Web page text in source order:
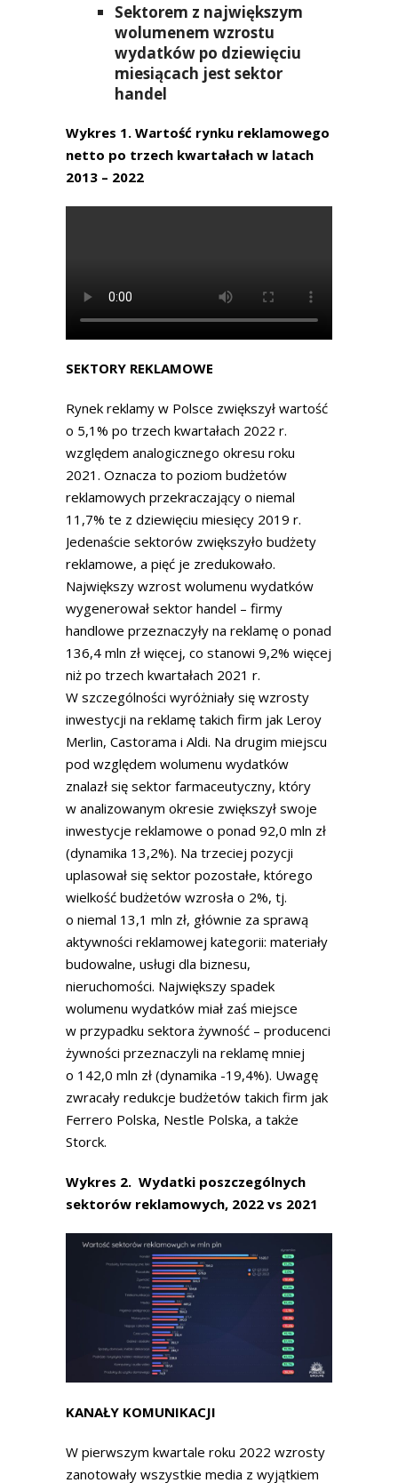
Sektorem z największym
wolumenem wzrostu
wydatków po dziewięciu
miesiącach jest sektor
handel
Wykres 1. Wartość rynku reklamowego
netto po trzech kwartałach w latach
2013 – 2022
SEKTORY REKLAMOWE
Rynek reklamy w Polsce zwiększył wartość
o 5,1% po trzech kwartałach 2022 r.
względem analogicznego okresu roku
2021. Oznacza to poziom budżetów
reklamowych przekraczający o niemal
11,7% te z dziewięciu miesięcy 2019 r.
Jedenaście sektorów zwiększyło budżety
reklamowe, a pięć je zredukowało.
Największy wzrost wolumenu wydatków
wygenerował sektor handel – firmy
handlowe przeznaczyły na reklamę o ponad
136,4 mln zł więcej, co stanowi 9,2% więcej
niż po trzech kwartałach 2021 r.
W szczególności wyróżniały się wzrosty
inwestycji na reklamę takich firm jak Leroy
Merlin, Castorama i Aldi. Na drugim miejscu
pod względem wolumenu wydatków
znalazł się sektor farmaceutyczny, który
w analizowanym okresie zwiększył swoje
inwestycje reklamowe o ponad 92,0 mln zł
(dynamika 13,2%). Na trzeciej pozycji
uplasował się sektor pozostałe, którego
wielkość budżetów wzrosła o 2%, tj.
o niemal 13,1 mln zł, głównie za sprawą
aktywności reklamowej kategorii: materiały
budowalne, usługi dla biznesu,
nieruchomości. Największy spadek
wolumenu wydatków miał zaś miejsce
w przypadku sektora żywność – producenci
żywności przeznaczyli na reklamę mniej
o 142,0 mln zł (dynamika -19,4%). Uwagę
zwracały redukcje budżetów takich firm jak
Ferrero Polska, Nestle Polska, a także
Storck.
Wykres 2. Wydatki poszczególnych
sektorów reklamowych, 2022 vs 2021
KANAŁY KOMUNIKACJI
W pierwszym kwartale roku 2022 wzrosty
zanotowały wszystkie media z wyjątkiem